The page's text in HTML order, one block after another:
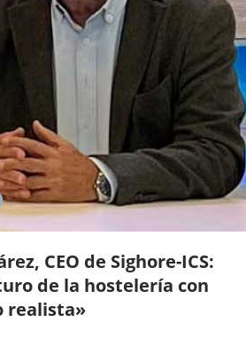
CEO de Sighore-ICS:
de la hostelería con
realista»